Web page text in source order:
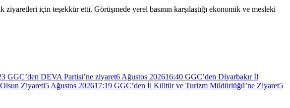
için teşekkür etti. Görüşmede yerel basının karşılaştığı ekonomik ve mesleki
GGC’den DEVA Partisi’ne ziyaret6 Ağustos 202616:40 GGC’den Diyarbakır İl
Ziyareti5 Ağustos 202617:19 GGC’den İl Kültür ve Turizm Müdürlüğü’ne Ziyaret5